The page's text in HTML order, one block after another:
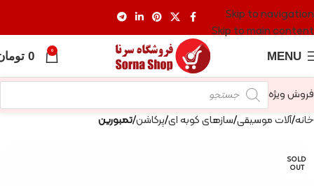
Skip to navigation
Skip to main content
MENU
0
0
فروش ویژه
خانه آلات موسیقی سازهای کوبه ای پرکاشن تمبورین
SOLD
OUT